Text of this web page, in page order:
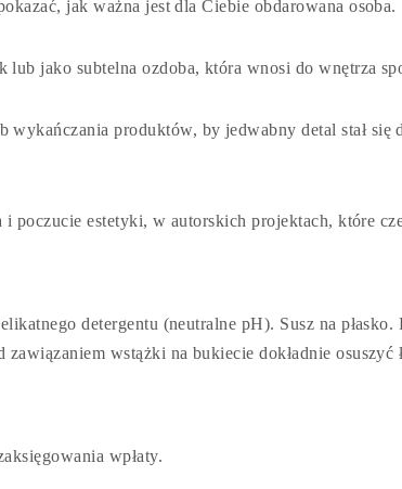
jak ważna jest dla Ciebie obdarowana osoba.
lub jako subtelna ozdoba, która wnosi do wnętrza
wykańczania produktów, by jedwabny detal stał się
poczucie estetyki, w autorskich projektach, które
detergentu (neutralne pH). Susz na
wstążki na bukiecie dokładnie osuszyć
wpłaty.